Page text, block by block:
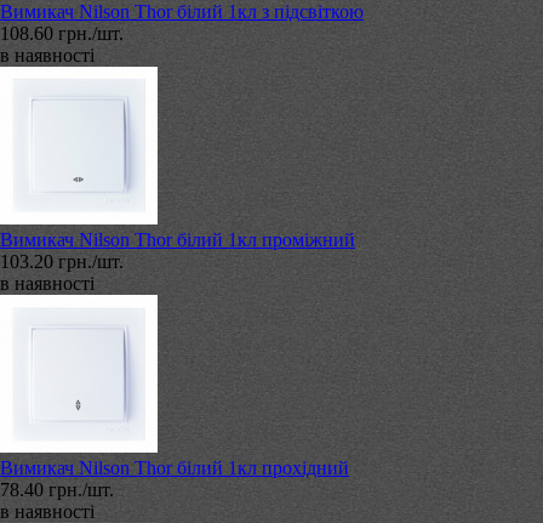
Вимикач Nilson Thor білий 1кл з підсвіткою
108.60 грн./шт.
в наявності
Вимикач Nilson Thor білий 1кл проміжний
103.20 грн./шт.
в наявності
Вимикач Nilson Thor білий 1кл прохідний
78.40 грн./шт.
в наявності